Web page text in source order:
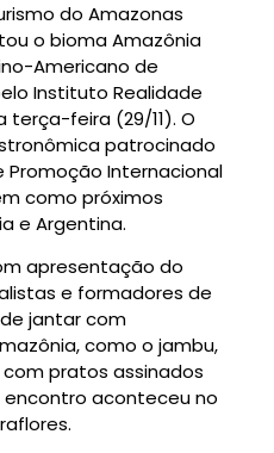
do Amazonas
o bioma Amazônia
Americano de
Instituto Realidade
terça-feira (29/11). O
patrocinado
Promoção Internacional
como próximos
e Argentina.
apresentação do
e formadores de
jantar com
como o jambu,
pratos assinados
encontro aconteceu no